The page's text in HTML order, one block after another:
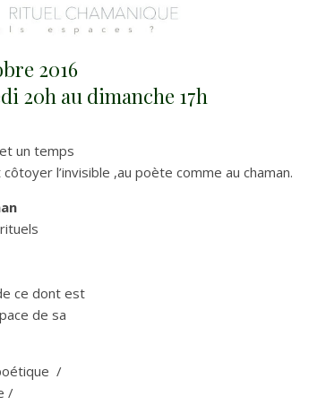
2016
20h au dimanche 17h
un temps
l’invisible ,au poète comme au chaman.
ce dont est
de sa
/
/